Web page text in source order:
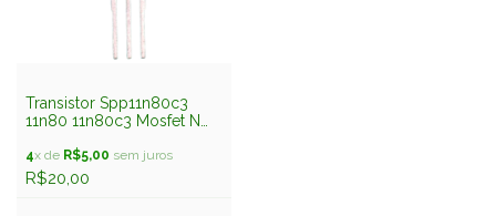
Transistor Spp11n80c3
11n80 11n80c3 Mosfet N
Infineon
4x de R$5,00 sem juros
R$20,00